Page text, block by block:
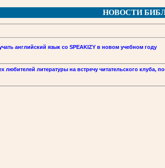
НОВОСТИ
английский язык со SPEAKIZY в новом учебном году
любителей литературы на встречу читательского